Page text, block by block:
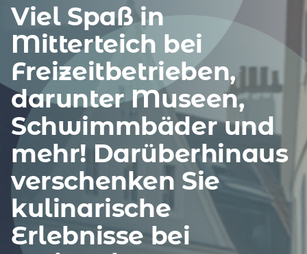
Viel Spaß in
Mitterteich bei
Freizeitbetrieben,
darunter Museen,
Schwimmbäder und
mehr! Darüberhinaus
verschenken Sie
kulinarische
Erlebnisse bei